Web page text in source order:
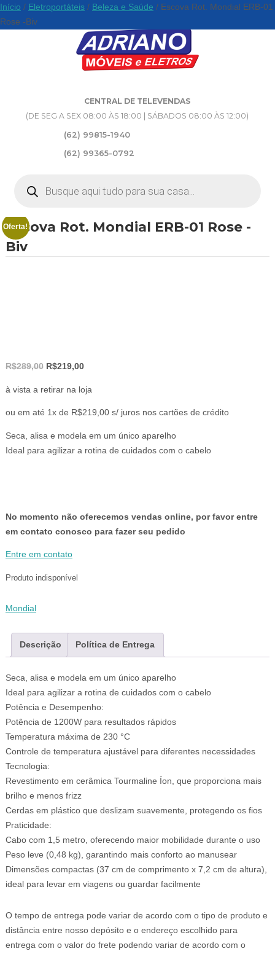
CENTRAL DE TELEVENDAS
(DE SEG A SEX 08:00 ÀS 18:00 | SÁBADOS 08:00 ÀS 12:00)
(62) 99815-1940
(62) 99365-0792
produtos
Início / Eletroportáteis / Beleza e Saúde / Escova Rot. Mondial ERB-01
Rose -Biv
Escova Rot. Mondial ERB-01 Rose -
Biv
Oferta!
R$289,00 O
original
era:
R$219,00O
atual
é:
à vista a retirar na loja
ou em até 1x de R$219,00 s/ juros nos cartões de crédito
Seca, alisa e modela em um único aparelho
Ideal para agilizar a rotina de cuidados com o cabelo
No momento não oferecemos vendas online, por favor entre
em contato conosco para fazer seu pedido
Entre em contato
Produto indisponível
Mondial
Descrição Política de Entrega
Seca, alisa e modela em um único aparelho
Ideal para agilizar a rotina de cuidados com o cabelo
Potência e Desempenho:
Potência de 1200W para resultados rápidos
Temperatura máxima de 230 °C
Controle de temperatura ajustável para diferentes necessidades
Tecnologia:
Revestimento em cerâmica Tourmaline Íon, que proporciona mais
brilho e menos frizz
Cerdas em plástico que deslizam suavemente, protegendo os fios
Praticidade:
Cabo com 1,5 metro, oferecendo maior mobilidade durante o uso
Peso leve (0,48 kg), garantindo mais conforto ao manusear
Dimensões compactas (37 cm de comprimento x 7,2 cm de altura),
ideal para levar em viagens ou guardar facilmente
O tempo de entrega pode variar de acordo com o tipo de produto e
distância entre nosso depósito e o endereço escolhido para
entrega com o valor do frete podendo variar de acordo com o